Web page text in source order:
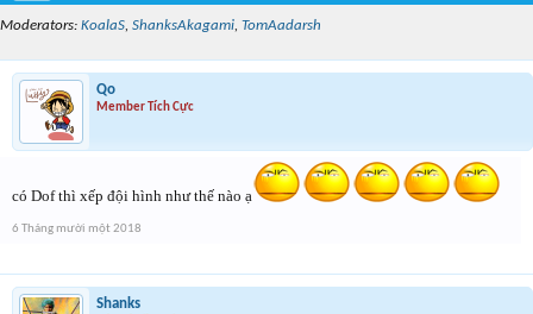
Moderators: KoalaS, ShanksAkagami, TomAadarsh
Qo
Member Tích Cực
có Dof thì xếp đội hình như thế nào ạ
6 Tháng mười một 2018
Shanks